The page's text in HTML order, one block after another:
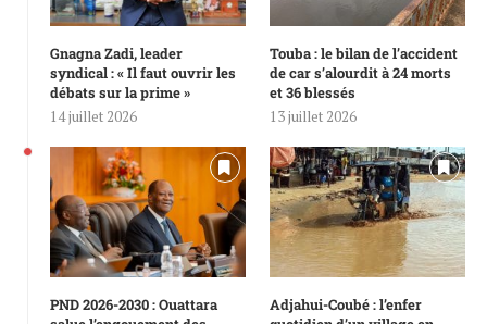
Gnagna Zadi, leader
syndical : « Il faut ouvrir les
débats sur la prime »
14 juillet 2026
Touba : le bilan de l’accident
de car s’alourdit à 24 morts
et 36 blessés
13 juillet 2026
PND 2026-2030 : Ouattara
Adjahui-Coubé : l’enfer